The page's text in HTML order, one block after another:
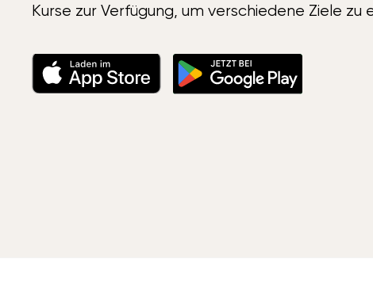
Kurse zur Verfügung, um verschiedene Ziele zu